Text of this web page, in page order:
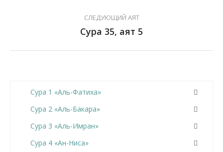
СЛЕДУЮЩИЙ АЯТ
Сура 35, аят 5
Сура 1 «Аль-Фатиха»
Сура 2 «Аль-Бакара»
Сура 3 «Аль-Имран»
Сура 4 «Ан-Ниса»